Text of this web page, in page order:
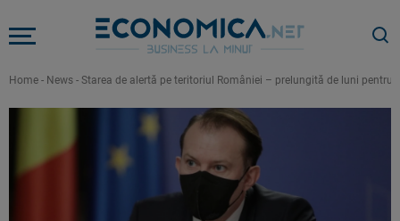
Home - News - Starea de alertă pe teritoriul României – prelungită de luni pentru